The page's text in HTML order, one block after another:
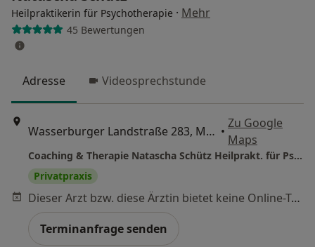
Heilpraktikerin für Psychotherapie · Mehr
45 Bewertungen
Adresse Videosprechstunde
Wasserburger Landstraße 283, München •
Zu Google
Maps
Coaching & Therapie Natascha Schütz Heilprakt. für Psychotherapie
Privatpraxis
Dieser Arzt bzw. diese Ärztin bietet keine Online-Terminbuchung an diesem Standort an.
Terminanfrage senden